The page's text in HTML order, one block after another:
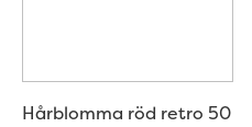
Hårblomma röd retro 50